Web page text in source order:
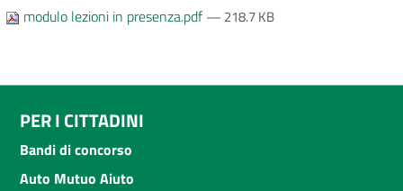
modulo lezioni in presenza.pdf— 218.7 KB
PER I CITTADINI
Bandi di concorso
Auto Mutuo Aiuto